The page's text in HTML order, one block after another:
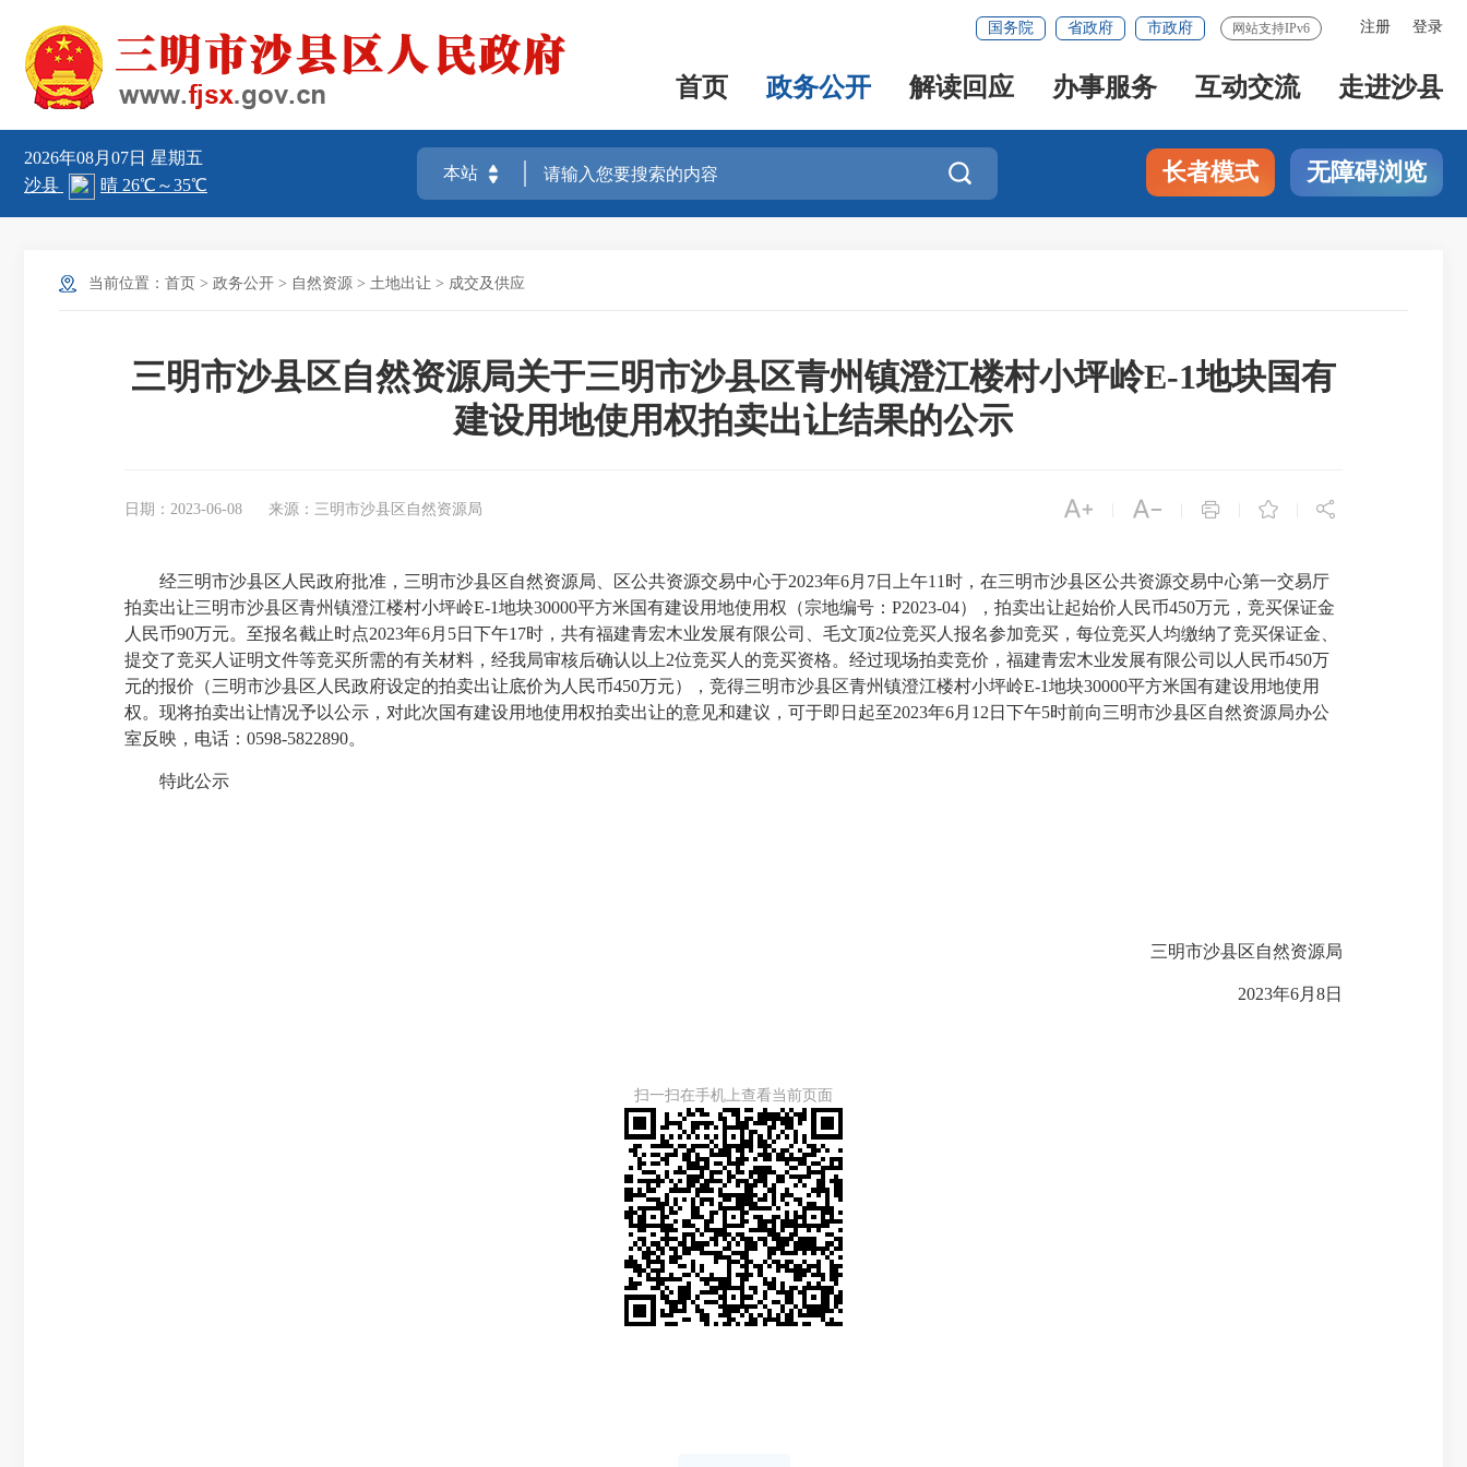
注册 登录
国务院 省政府 市政府 网站支持IPv6
首页 政务公开 解读回应 办事服务 互动交流 走进沙县
2026年08月07日 星期五
 长者模式 无障碍浏览
当前位置： 首页 > 政务公开 > 自然资源 > 土地出让 > 成交及供应
三明市沙县区自然资源局关于三明市沙县区青州镇澄江楼村小坪岭E-1地块国有
建设用地使用权拍卖出让结果的公示
日期：2023-06-08 来源：三明市沙县区自然资源局     
经三明市沙县区人民政府批准，三明市沙县区自然资源局、区公共资源交易中心于2023年6月7日上午11时，在三明市沙县区公共资源交易中心第一交易厅
拍卖出让三明市沙县区青州镇澄江楼村小坪岭E-1地块30000平方米国有建设用地使用权（宗地编号：P2023-04），拍卖出让起始价人民币450万元，竞买保证金
人民币90万元。至报名截止时点2023年6月5日下午17时，共有福建青宏木业发展有限公司、毛文顶2位竞买人报名参加竞买，每位竞买人均缴纳了竞买保证金、
提交了竞买人证明文件等竞买所需的有关材料，经我局审核后确认以上2位竞买人的竞买资格。经过现场拍卖竞价，福建青宏木业发展有限公司以人民币450万
元的报价（三明市沙县区人民政府设定的拍卖出让底价为人民币450万元），竞得三明市沙县区青州镇澄江楼村小坪岭E-1地块30000平方米国有建设用地使用
权。现将拍卖出让情况予以公示，对此次国有建设用地使用权拍卖出让的意见和建议，可于即日起至2023年6月12日下午5时前向三明市沙县区自然资源局办公
室反映，电话：0598-5822890。
特此公示
三明市沙县区自然资源局
2023年6月8日
扫一扫在手机上查看当前页面